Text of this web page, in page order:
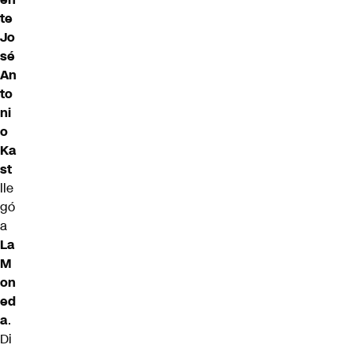
te
Jo
sé
An
to
ni
o
Ka
st
lle
gó
a
La
M
on
ed
a.
Di